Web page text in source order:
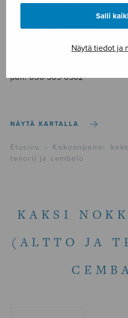
Salli
Näytä tiedot ja
ma–pe klo 10–16 tai
Tallberginkatu 1 B, 1,5 krs.
puh. 050 305 6502
NÄYTÄ KARTALLA
Etusivu › Kokoonpano›
tenori) ja cembalo
KAKSI
(ALTTO JA